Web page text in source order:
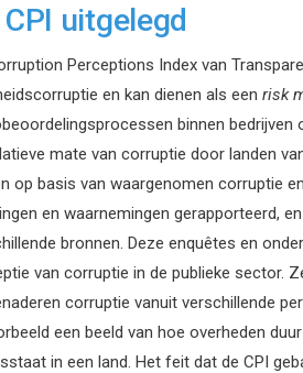
CPI uitgelegd
Perceptions Index van
en kan dienen als een risk
binnen bedrijven
mate van corruptie door landen
op basis van waargenomen corruptie
en waarnemingen gerapporteerd,
bronnen. Deze enquêtes en
van corruptie in de publieke sector.
corruptie vanuit verschillende
een beeld van hoe overheden
in een land. Het feit dat de CPI